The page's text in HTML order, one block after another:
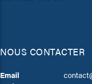
NOUS CONTACTER
Email